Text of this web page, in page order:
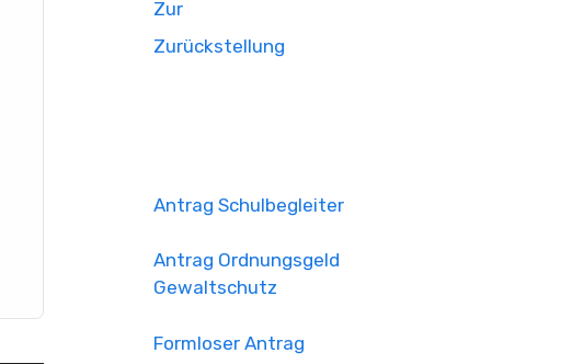
Zur
Zurückstellung
Antrag Schulbegleiter
Antrag Ordnungsgeld
Gewaltschutz
Formloser Antrag